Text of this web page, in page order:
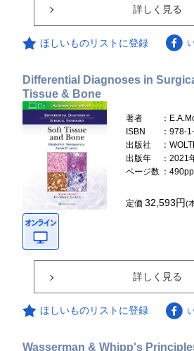
詳しく見る
ほしいものリストに登録
Differential Diagnoses in
Tissue & Bone
著者
：
ISBN
：978-
出版社
：
出版年
：2021
ページ数 ：490pp.
定価32,593円(
詳しく見る
ほしいものリストに登録
Wasserman & Whipp's